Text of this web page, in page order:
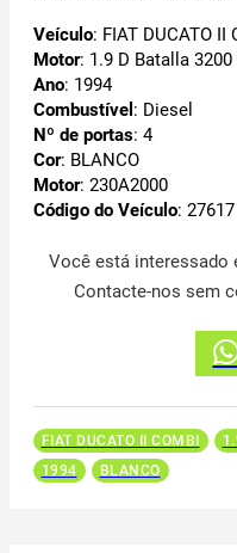
Veículo: FIAT DUCATO II
Motor: 1.9 D Batalla
Ano: 1994
Combustível : Diesel
Nº de portas: 4
Cor: BLANCO
Motor: 230A2000
Código do Veículo: 27617
Você está interessado
Contacte-nos sem
FIAT DUCATO II COMBI
1994
BLANCO